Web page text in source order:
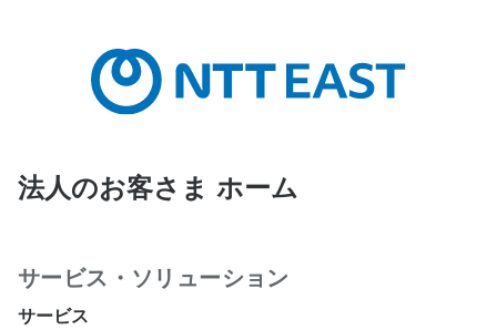
法人のお客さま ホーム
サービス・ソリューション
サービス